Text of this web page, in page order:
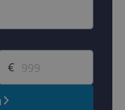
prijs
€